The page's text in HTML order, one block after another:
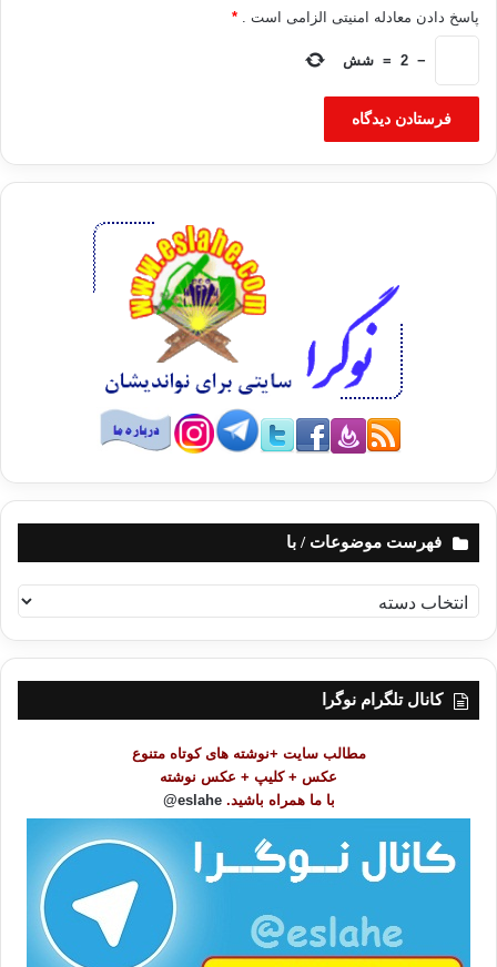
پاسخ دادن معادله امنیتی الزامی است . *
−
2
= شش
فهرست موضوعات / با
ه
ر
کانال تلگرام نوگرا
مطالب سایت +نوشته های کوتاه متنوع
عکس + کلیپ + عکس نوشته
با ما همراه باشید. eslahe@